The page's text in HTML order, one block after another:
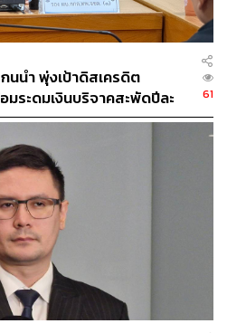
นนำ พุ่งเป้าดิสเครดิต
ระดมเงินบริจาคสะพัดปีละ
61